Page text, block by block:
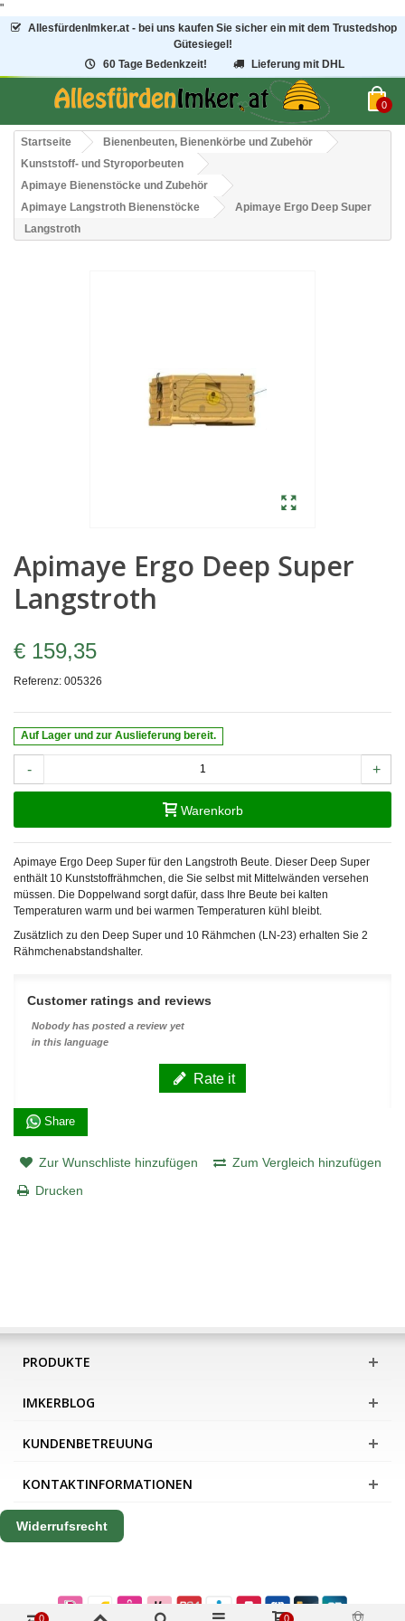
"
AllesfürdenImker.at - bei uns kaufen Sie sicher ein mit dem Trustedshop
Gütesiegel!
60 Tage Bedenkzeit!
Lieferung mit DHL
0
Startseite
Bienenbeuten, Bienenkörbe und Zubehör
Kunststoff- und Styroporbeuten
Apimaye Bienenstöcke und Zubehör
Apimaye Langstroth Bienenstöcke
Apimaye Ergo Deep Super
Langstroth
Apimaye Ergo Deep Super
Langstroth
€ 159,35
Referenz: 005326
Auf Lager und zur Auslieferung bereit.
- +
Warenkorb
Apimaye Ergo Deep Super für den Langstroth Beute. Dieser Deep Super
enthält 10 Kunststoffrähmchen, die Sie selbst mit Mittelwänden versehen
müssen. Die Doppelwand sorgt dafür, dass Ihre Beute bei kalten
Temperaturen warm und bei warmen Temperaturen kühl bleibt.
Zusätzlich zu den Deep Super und 10 Rähmchen (LN-23) erhalten Sie 2
Rähmchenabstandshalter.
Customer ratings and reviews
Nobody has posted a review yet
in this language
Rate it
Share
Zur Wunschliste hinzufügen
Zum Vergleich hinzufügen
Drucken
PRODUKTE
IMKERBLOG
KUNDENBETREUUNG
KONTAKTINFORMATIONEN
Widerrufsrecht
0 0